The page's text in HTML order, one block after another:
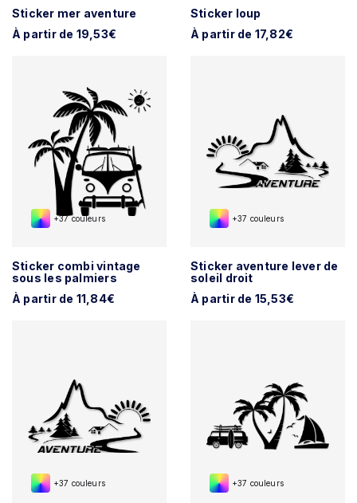
Sticker mer aventure
À partir de 19,53€
Sticker loup
À partir de 17,82€
+37 couleurs
Sticker combi vintage
sous les palmiers
À partir de 11,84€
+37 couleurs
Sticker aventure lever de
soleil droit
À partir de 15,53€
+37 couleurs +37 couleurs